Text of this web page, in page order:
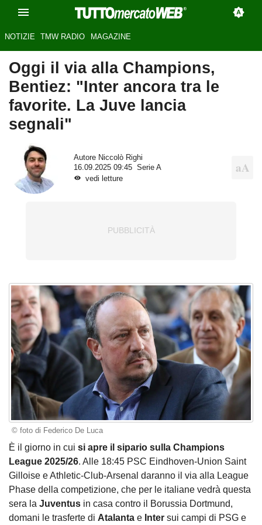
NOTIZIE TMW RADIO MAGAZINE
Oggi il via alla Champions,
Bentiez: "Inter ancora tra le
favorite. La Juve lancia
segnali"
Autore Niccolò Righi
16.09.2025 09:45
Serie A
vedi letture
© foto di Federico De Luca
È il giorno in cui si apre il sipario sulla Champions
League 2025/26. Alle 18:45 PSC Eindhoven-Union Saint
Gilloise e Athletic-Club-Arsenal daranno il via alla League
Phase della competizione, che per le italiane vedrà questa
sera la Juventus in casa contro il Borussia Dortmund,
domani le trasferte di Atalanta e Inter sui campi di PSG e